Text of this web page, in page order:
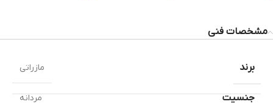
مشخصات فنی
جنسیت مردانه
برند مازراتی